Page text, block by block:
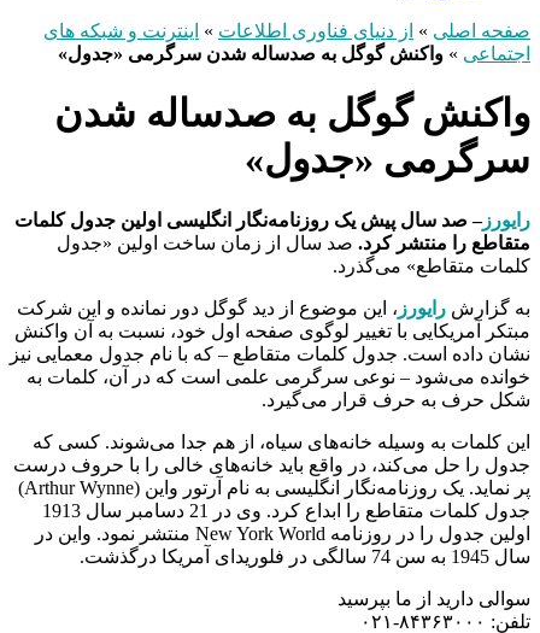
صفحه اصلی » از دنیای فناوری اطلاعات » اینترنت و شبکه های
اجتماعی » واکنش گوگل به صدساله شدن سرگرمی «جدول»
واکنش گوگل به صدساله شدن
سرگرمی «جدول»
رایورز– صد سال پیش یک روزنامه‌نگار انگلیسی اولین جدول کلمات
متقاطع را منتشر کرد. صد سال از زمان ساخت اولین «جدول
کلمات متقاطع» می‌گذرد.
به گزارش رایورز ، این موضوع از دید گوگل دور نمانده و این شرکت
مبتکر آمریکایی با تغییر لوگوی صفحه اول خود، نسبت به آن واکنش
نشان داده است. جدول کلمات متقاطع – که با نام جدول معمایی نیز
خوانده می‌شود – نوعی سرگرمی علمی است که در آن، کلمات به
شکل حرف به حرف قرار می‌گیرد.
این کلمات به وسیله خانه‌های سیاه، از هم جدا می‌شوند. کسی که
جدول را حل می‌کند، در واقع باید خانه‌های خالی را با حروف درست
پر نماید. یک روزنامه‌نگار انگلیسی به نام آرتور واین (Arthur Wynne)
جدول کلمات متقاطع را ابداع کرد. وی در 21 دسامبر سال 1913
اولین جدول را در روزنامه New York World منتشر نمود. واین در
سال 1945 به سن 74 سالگی در فلوریدای آمریکا درگذشت.
سوالی دارید از ما بپرسید
تلفن: ۸۴۳۶۳۰۰۰-۰۲۱